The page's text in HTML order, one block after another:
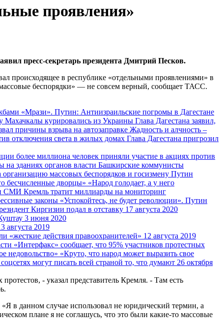
проявления»
пресс-секретарь президента Дмитрий Песков.
происходящее в республике «отдельными проявлениями» в
беспорядки» — не совсем верный, сообщает ТАСС.
«Мрази». Путин: Антиизраильские погромы в Дагестане
Глава Дагестана заявил,
Жадность и алчность –
Глава Дагестана пригрозил
более миллиона человек приняли участие в акциях против
Башкирские коммунисты
Путин
«Народ голодает, а у него
Кремль тратит миллиарды на мониторинг
«Успокойтесь, не будет революции». Путин
Киргизии подал в отставку 17 августа 2020
3 июня 2020
августа 2019
«жесткие действия правоохранителей» 12 августа 2019
«Интерфакс» сообщает, что 95% участников протестных
«Круто, что народ может выразить свое
могут писать всей страной то, что думают 26 октября
- указал представитель Кремля. - Там есть
в данном случае использовал не юридический термин, а
плане я не соглашусь, что это были какие-то массовые